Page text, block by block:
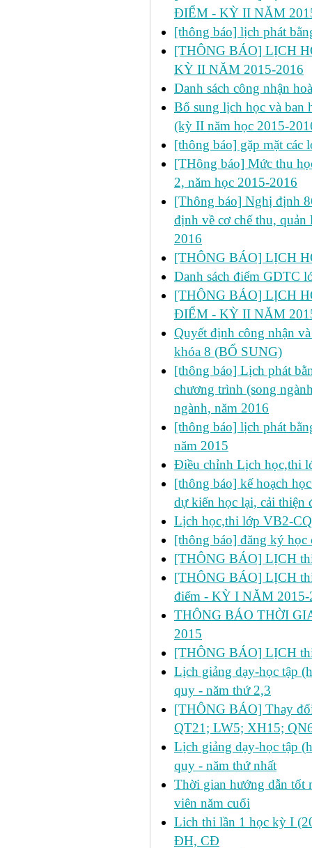
ĐIỂM - KỲ II NĂM
[thông báo] lịch phát
[THÔNG BÁO] LỊCH
KỲ II NĂM 2015-2016
Danh sách công nhận
Bổ sung lịch học và ban
(kỳ II năm học 2015-
[thông báo] gặp mặt các
[THông báo] Mức thu
2, năm học 2015-2016
[Thông báo] Nghị định
định về cơ chế thu,
2016
[THÔNG BÁO] LỊCH
Danh sách điểm GDTC
[THÔNG BÁO] LỊCH
ĐIỂM - KỲ II NĂM
Quyết định công nhận
khóa 8 (BỔ SUNG)
[thông báo] Lịch phát
chương trình (song
ngành, năm 2016
[thông báo] lịch phát
năm 2015
Điều chỉnh Lịch học,thi
[thông báo] kế hoạch
dự kiến học lại, cải
Lịch học,thi lớp VB2-
[thông báo] đăng ký
[THÔNG BÁO] LỊCH
[THÔNG BÁO] LỊCH
điểm - KỲ I NĂM 2015-
THÔNG BÁO THỜI
2015
[THÔNG BÁO] LỊCH
Lịch giảng dạy-học tập
quy - năm thứ 2,3
[THÔNG BÁO] Thay
QT21; LW5; XH15;
Lịch giảng dạy-học tập
quy - năm thứ nhất
Thời gian hướng dẫn tốt
viên năm cuối
Lich thi lần 1 học kỳ I
ĐH, CĐ